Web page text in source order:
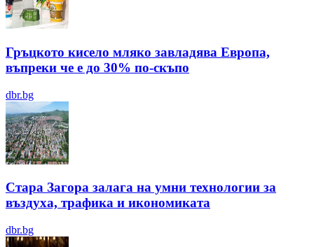
Гръцкото кисело мляко завладява Европа,
въпреки че е до 30% по-скъпо
dbr.bg
Стара Загора залага на умни технологии за
въздуха, трафика и икономиката
dbr.bg